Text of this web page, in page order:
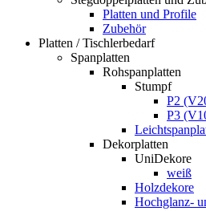
Platten und Profile
Zubehör
Platten / Tischlerbedarf
Spanplatten
Rohspanplatten
Stumpf
P2
P3
Dekorplatten
UniDekore
weiß
Holzdekore
Hochglanz-